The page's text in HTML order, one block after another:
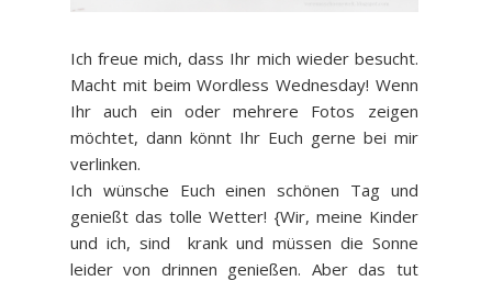
Ich freue mich, dass Ihr mich wieder besucht.
Macht mit beim Wordless Wednesday! Wenn
Ihr auch ein oder mehrere Fotos zeigen
möchtet, dann könnt Ihr Euch gerne bei mir
verlinken.
Ich wünsche Euch einen schönen Tag und
genießt das tolle Wetter! {Wir, meine Kinder
und ich, sind krank und müssen die Sonne
leider von drinnen genießen. Aber das tut